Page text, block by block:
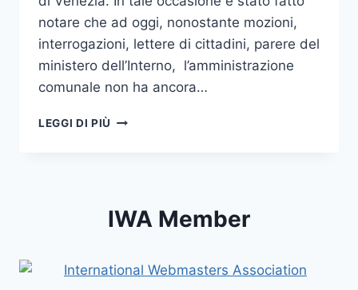
notare che ad oggi, nonostante mozioni,
interrogazioni, lettere di cittadini, parere del
ministero dell’Interno, l’amministrazione
comunale non ha ancora…
LEGGI DI PIÙ TRASPARENZA
E
DG
IWA Member